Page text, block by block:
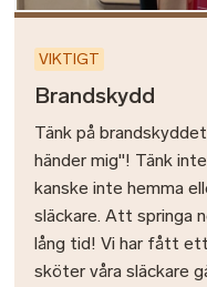
VIKTIGT
Brandskydd
Tänk på
händer mig"! Tänk
kanske inte hemma
släckare. Att springa
lång tid! Vi har fått
sköter våra släckare